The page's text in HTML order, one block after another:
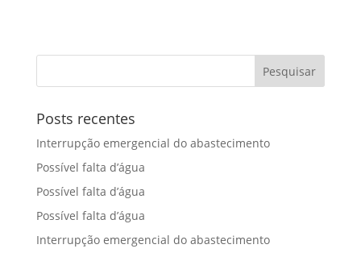
Posts recentes
Interrupção emergencial do abastecimento
Possível falta d’água
Possível falta d’água
Possível falta d’água
Interrupção emergencial do abastecimento